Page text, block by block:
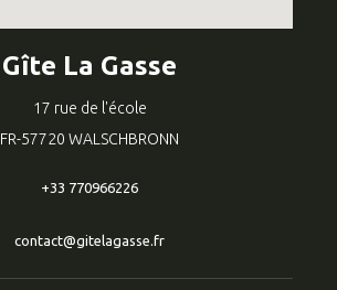
Gîte La Gasse
17 rue de l'école
FR-57720 WALSCHBRONN
+33 770966226
contact@gitelagasse.fr